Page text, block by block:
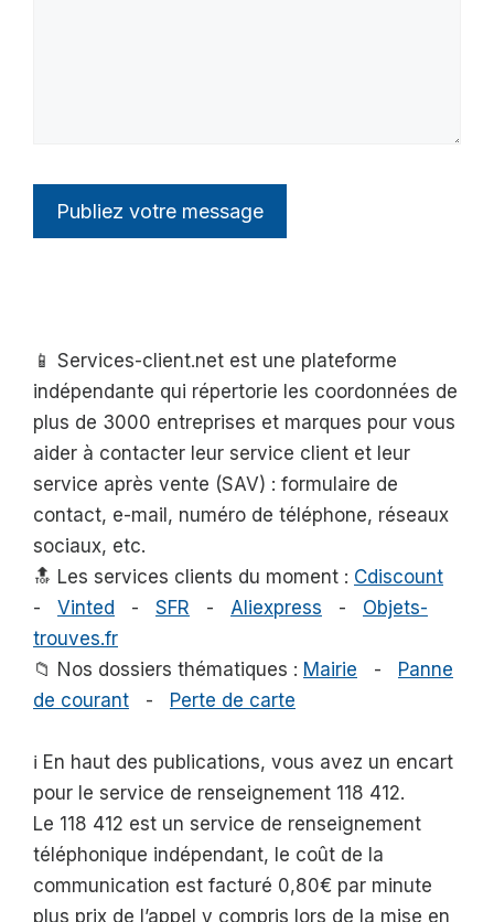
📱 Services-client.net est une plateforme
indépendante qui répertorie les coordonnées de
plus de 3000 entreprises et marques pour vous
aider à contacter leur service client et leur
service après vente (SAV) : formulaire de
contact, e-mail, numéro de téléphone, réseaux
sociaux, etc.
🔝 Les services clients du moment : Cdiscount
- Vinted - SFR - Aliexpress - Objets-
trouves.fr
📁 Nos dossiers thématiques : Mairie - Panne
de courant - Perte de carte
ℹ️ En haut des publications, vous avez un encart
pour le service de renseignement 118 412.
Le 118 412 est un service de renseignement
téléphonique indépendant, le coût de la
communication est facturé 0,80€ par minute
plus prix de l’appel y compris lors de la mise en